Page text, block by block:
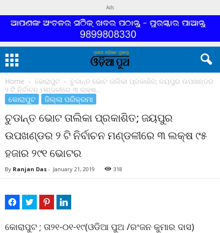
Ads
Home କୋରାପୁଟ
ଚୁଡାନ୍ତ ଭୋଟ ତାଲିକା ପ୍ରକାଶିତ; ଜୟପୁର ଉପଖଣ୍ଡର
୨ ଟି ନିର୍ବାଚନ ମଣ୍ଡଳୀରେ ୩ ଲକ୍ଷ...
କୋରାପୁଟ ଜିଲ୍ଲା ପରିକ୍ରମା
ଚୁଡାନ୍ତ ଭୋଟ ତାଲିକା ପ୍ରକାଶିତ; ଜୟପୁର
ଉପଖଣ୍ଡର ୨ ଟି ନିର୍ବାଚନ ମଣ୍ଡଳୀରେ ୩ ଲକ୍ଷ ୯୫
ହଜାର ୨୯୧ ଭୋଟର
By Ranjan Das - January 21, 2019 318
କୋରାପୁଟ ; ତା୨୧-୦୧-୧୯(ଓଡିଆ ପୁଅ /ରଂଜନ କୁମାର ଦାସ)